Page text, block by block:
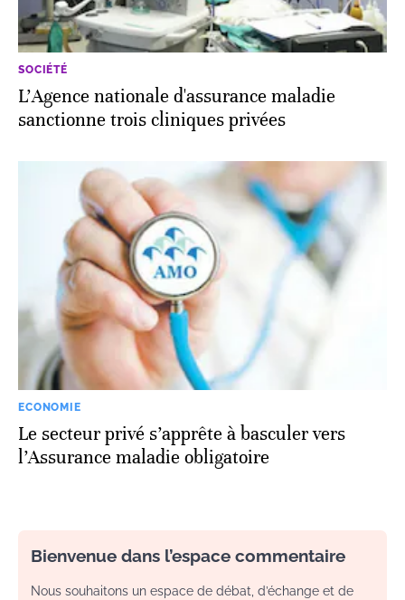
SOCIÉTÉ
L'Agence nationale d'assurance maladie
sanctionne trois cliniques privées
ECONOMIE
Le secteur privé s’apprête à basculer vers
l’Assurance maladie obligatoire
Bienvenue dans l’espace commentaire
Nous souhaitons un espace de débat, d’échange et de